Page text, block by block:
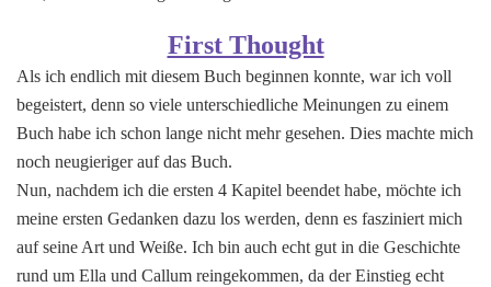
First Thought
Als ich endlich mit diesem Buch beginnen konnte, war ich voll
begeistert, denn so viele unterschiedliche Meinungen zu einem
Buch habe ich schon lange nicht mehr gesehen. Dies machte mich
noch neugieriger auf das Buch.
Nun, nachdem ich die ersten 4 Kapitel beendet habe, möchte ich
meine ersten Gedanken dazu los werden, denn es fasziniert mich
auf seine Art und Weiße. Ich bin auch echt gut in die Geschichte
rund um Ella und Callum reingekommen, da der Einstieg echt